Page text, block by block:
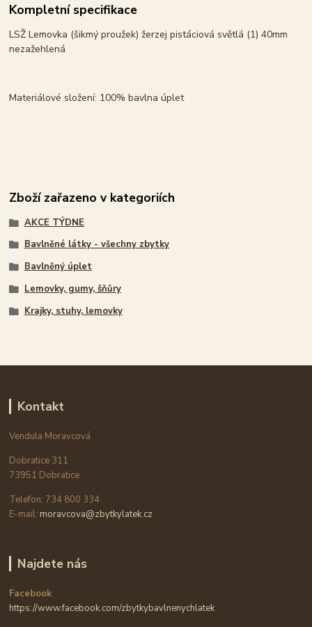
Kompletní specifikace
LSŽ Lemovka (šikmý proužek) žerzej pistáciová světlá (1) 40mm
nezažehlená
Materiálové složení: 100% bavlna úplet
Zboží zařazeno v kategoriích
AKCE TÝDNE
Bavlněné látky - všechny zbytky
Bavlněný úplet
Lemovky, gumy, šňůry
Krajky, stuhy, lemovky
Kontakt
Vendula Moravcová
Dobratice 311
73951 Dobratice
Telefon: 734 800 334
E-mail: moravcova@zbytkylatek.cz
Najdete nás
Facebook
https://www.facebook.com/zbytkybavlnenychlatek